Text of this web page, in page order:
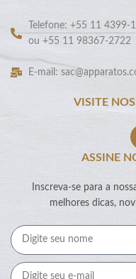
Telefone: +55 11 4399-
ou +55 11 98367-2722
E-mail:
VISITE
ASSINE
Inscreva-se para a
melhores dicas,